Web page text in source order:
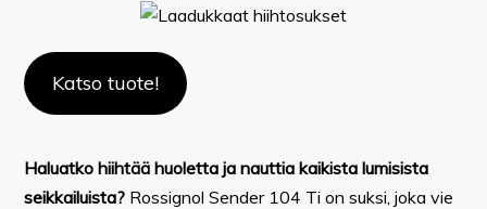
Katso tuote!
Haluatko hiihtää huoletta ja nauttia kaikista lumisista
seikkailuista? Rossignol Sender 104 Ti on suksi, joka vie